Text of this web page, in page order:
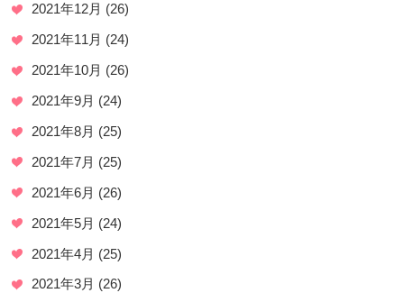
2021年12月 (26)
2021年11月 (24)
2021年10月 (26)
2021年9月 (24)
2021年8月 (25)
2021年7月 (25)
2021年6月 (26)
2021年5月 (24)
2021年4月 (25)
2021年3月 (26)